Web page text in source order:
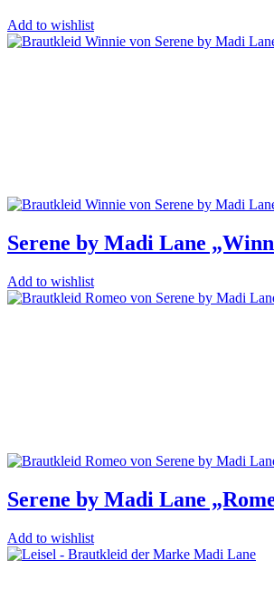
Add to wishlist
Serene by Madi Lane
Add to wishlist
Serene by Madi Lane
Add to wishlist